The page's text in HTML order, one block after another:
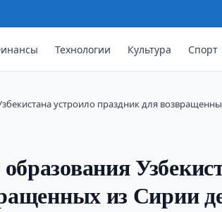
Технологии Культура Спорт
устроило праздник для
из Сирии